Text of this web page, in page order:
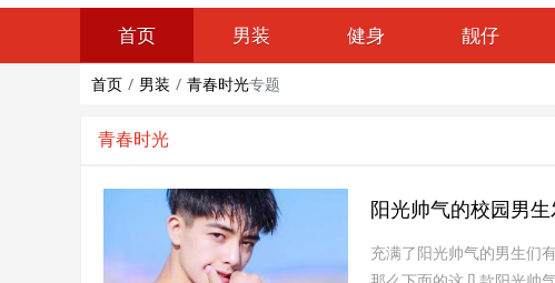
首页 男装 健身 靓仔
首页 男装 青春时光专题
青春时光
阳光帅气的校园男
充满了阳光帅气的男生们